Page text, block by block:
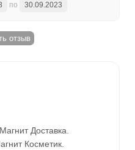
по 30.09.2023
отзыв
Доставка.
Косметик.